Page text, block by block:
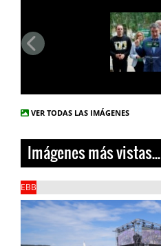
VER TODAS LAS IMÁGENES
Imágenes más vistas...
EBB